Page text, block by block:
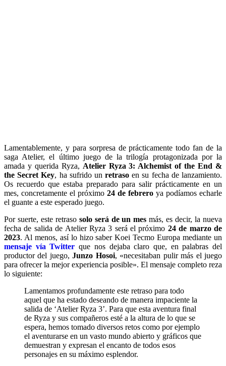
Lamentablemente, y para sorpresa de prácticamente todo fan de la
saga Atelier, el último juego de la trilogía protagonizada por la
amada y querida Ryza, Atelier Ryza 3: Alchemist of the End &
the Secret Key, ha sufrido unretraso en su fecha de lanzamiento.
Os recuerdo que estaba preparado para salir prácticamente en un
mes, concretamente el próximo 24 de febrero ya podíamos echarle
el guante a este esperado juego.
Por suerte, este retraso solo será de un mes más, es decir, la nueva
fecha de salida de Atelier Ryza 3 será el próximo 24 de marzo de
2023. Al menos, así lo hizo saber Koei Tecmo Europa mediante un
mensaje vía Twitter que nos dejaba claro que, en palabras del
productor del juego,Junzo Hosoi, «necesitaban pulir más el juego
para ofrecer la mejor experiencia posible». El mensaje completo reza
lo siguiente:
Lamentamos profundamente este retraso para todo
aquel que ha estado deseando de manera impaciente la
salida de ‘Atelier Ryza 3’. Para que esta aventura final
de Ryza y sus compañeros esté a la altura de lo que se
espera, hemos tomado diversos retos como por ejemplo
el aventurarse en un vasto mundo abierto y gráficos que
demuestran y expresan el encanto de todos esos
personajes en su máximo esplendor.